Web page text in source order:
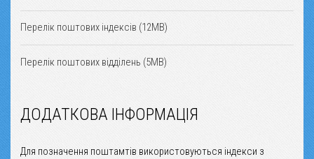
Перелік поштових індексів (12MB)
Перелік поштових відділень (5MB)
ДОДАТКОВА ІНФОРМАЦІЯ
Для позначення поштамтів використовуються індекси з